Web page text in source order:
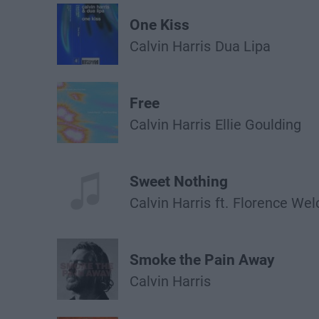
One Kiss
Calvin Harris Dua Lipa
Free
Calvin Harris Ellie Goulding
Sweet Nothing
Calvin Harris ft. Florence
Smoke the Pain Away
Calvin Harris